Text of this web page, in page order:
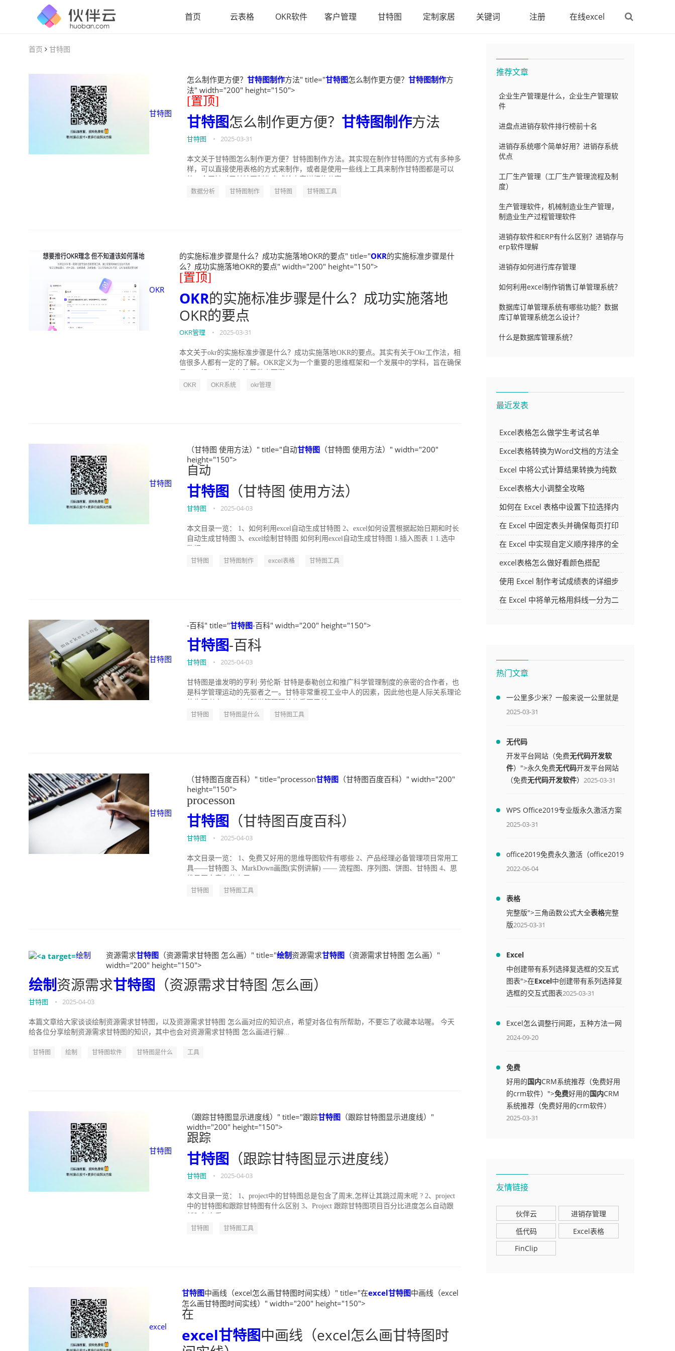
首页 云表格 OKR软件 客户管理 甘特图 定制家居 关键词 注册 在线excel
首页 甘特图
甘特图
怎么制作更方便？ 甘特图制作方法" title="甘特图怎么制作更方便？ 甘特图制作方
法" width="200" height="150">
[置顶]
甘特图怎么制作更方便？ 甘特图制作方法
甘特图 • 2025-03-31
本文关于甘特图怎么制作更方便？甘特图制作方法。其实现在制作甘特图的方式有多种多
样，可以直接使用表格的方式来制作，或者是使用一些线上工具来制作甘特图都是可以
数据分析 甘特图制作 甘特图 甘特图工具
OKR
的实施标准步骤是什么？成功实施落地OKR的要点" title="OKR的实施标准步骤是什
么？成功实施落地OKR的要点" width="200" height="150">
[置顶]
OKR的实施标准步骤是什么？成功实施落地
OKR的要点
OKR管理 • 2025-03-31
本文关于okr的实施标准步骤是什么？成功实施落地OKR的要点。其实有关于Okr工作法，相
信很多人都有一定的了解。OKR定义为一个重要的思维框架和一个发展中的学科，旨在确保
OKR OKR系统 okr管理
甘特图
（甘特图 使用方法）" title="自动甘特图 （甘特图 使用方法）" width="200"
height="150">
自动
甘特图 （甘特图 使用方法）
甘特图 • 2025-04-03
本文目录一览： 1、如何利用excel自动生成甘特图 2、excel如何设置根据起始日期和时长
自动生成甘特图 3、excel绘制甘特图 如何利用excel自动生成甘特图 1.插入图表 1 1.选中
甘特图 甘特图制作 excel表格 甘特图工具
甘特图
-百科" title="甘特图-百科" width="200" height="150">
甘特图-百科
甘特图 • 2025-04-03
甘特图是谁发明的亨利·劳伦斯·甘特是泰勒创立和推广科学管理制度的亲密的合作者，也
是科学管理运动的先驱者之一。甘特非常重视工业中人的因素，因此他也是人际关系理论
甘特图 甘特图是什么 甘特图工具
甘特图
（甘特图百度百科）" title="processon甘特图 （甘特图百度百科）" width="200"
height="150">
processon
甘特图 （甘特图百度百科）
甘特图 • 2025-04-03
本文目录一览： 1、免费又好用的思维导图软件有哪些 2、产品经理必备管理项目常用工
具——甘特图 3、MarkDown画图(实例讲解) —— 流程图、序列图、饼图、甘特图 4、思
甘特图 甘特图工具
绘制 资源需求甘特图 （资源需求甘特图 怎么画）" title="绘制资源需求甘特图 （资源需求甘特图 怎么画）"
width="200" height="150">
绘制资源需求甘特图 （资源需求甘特图 怎么画）
甘特图 • 2025-04-03
本篇文章给大家谈谈绘制资源需求甘特图，以及资源需求甘特图 怎么画对应的知识点，希望对各位有所帮助，不要忘了收藏本站喔。 今天
给各位分享绘制资源需求甘特图的知识，其中也会对资源需求甘特图 怎么画进行解...
甘特图 绘制 甘特图软件 甘特图是什么 工具
甘特图
（跟踪甘特图显示进度线）" title="跟踪甘特图 （跟踪甘特图显示进度线）"
width="200" height="150">
跟踪
甘特图 （跟踪甘特图显示进度线）
甘特图 • 2025-04-03
本文目录一览： 1、project中的甘特图总是包含了周末,怎样让其跳过周末呢 ? 2、project
中的甘特图和跟踪甘特图有什么区别 3、Project 跟踪甘特图项目百分比进度怎么自动跟
甘特图 甘特图工具
excel
甘特图中画线（excel怎么画甘特图时间实线）" title="在excel甘特图中画线（excel
怎么画甘特图时间实线）" width="200" height="150">
在
excel甘特图中画线（excel怎么画甘特图时
推荐文章
企业生产管理是什么，企业生产管理软
件
进盘点进销存软件排行榜前十名
进销存系统哪个简单好用？进销存系统
优点
工厂生产管理（工厂生产管理流程及制
度）
生产管理软件，机械制造业生产管理，
制造业生产过程管理软件
进销存软件和ERP有什么区别？进销存与
erp软件理解
进销存如何进行库存管理
如何利用excel制作销售订单管理系统？
数据库订单管理系统有哪些功能？数据
库订单管理系统怎么设计？
什么是数据库管理系统？
最近发表
Excel表格怎么做学生考试名单
Excel表格转换为Word文档的方法全
解析
Excel 中将公式计算结果转换为纯数
字的多种方法
Excel表格大小调整全攻略
如何在 Excel 表格中设置下拉选择内
容
在 Excel 中固定表头并确保每页打印
时都显示表头的方法详解
在 Excel 中实现自定义顺序排序的全
面指南
excel表格怎么做好看颜色搭配
使用 Excel 制作考试成绩表的详细步
骤及技巧
在 Excel 中将单元格用斜线一分为二
热门文章
一公里多少米？一般来说一公里就是
1000米
2025-03-31
无代码
开发平台网站（免费无代码开发软
件）">永久免费无代码开发平台网站
（免费无代码开发软件） 2025-03-31
WPS Office2019专业版永久激活方案
(附终身授权序列号)
2025-03-31
office2019免费永久激活（office2019
免费永久激活码）
2022-06-04
表格
完整版">三角函数公式大全表格完整
版2025-03-31
Excel
中创建带有系列选择复选框的交互式
图表">在Excel中创建带有系列选择复
选框的交互式图表2025-03-31
Excel怎么调整行间距，五种方法一网
打尽
2024-09-20
免费
好用的国内CRM系统推荐（免费好用
的crm软件）">免费好用的国内CRM
系统推荐（免费好用的crm软件）
2025-03-31
友情链接
伙伴云
进销存管理
低代码
Excel表格
FinClip